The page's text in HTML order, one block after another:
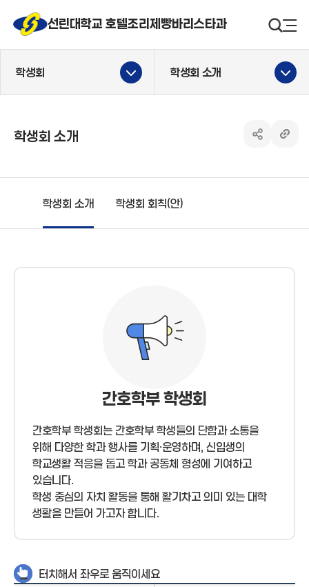
선린대 로고선린대학교 호텔조리제빵바리스타과 검색사
학생회 학생회 소개
학생회 소개 공유하기
링크
학생회 소개 학생회 회칙(안)
간호학부 학생회
간호학부 학생회는 간호학부 학생들의 단합과 소통을
위해 다양한 학과 행사를 기획·운영하며, 신입생의
학교생활 적응을 돕고 학과 공동체 형성에 기여하고
있습니다.
학생 중심의 자치 활동을 통해 활기차고 의미 있는 대학
생활을 만들어 가고자 합니다.
터치해서 좌우로 움직이세요